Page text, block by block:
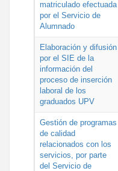
matriculado efectuada
por el Servicio de
Alumnado
Elaboración y difusión
por el SIE de la
información del
proceso de inserción
laboral de los
graduados UPV
Gestión de programas
de calidad
relacionados con los
servicios, por parte
del Servicio de